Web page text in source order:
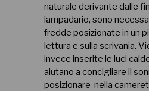
naturale derivante dalle
lampadario, sono
fredde posizionate in un
lettura e sulla scrivania.
invece inserite le luci
aiutano a concigliare il
posizionare nella